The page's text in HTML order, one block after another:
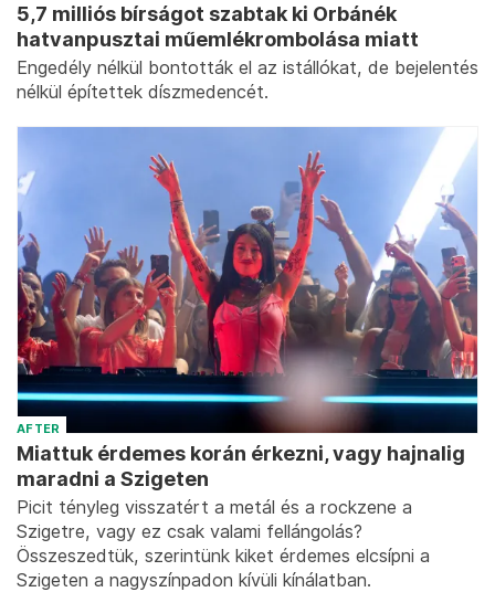
5,7 milliós bírságot szabtak ki Orbánék
hatvanpusztai műemlékrombolása miatt
Engedély nélkül bontották el az istállókat, de bejelentés
nélkül építettek díszmedencét.
AFTER
Miattuk érdemes korán érkezni, vagy hajnalig
maradni a Szigeten
Picit tényleg visszatért a metál és a rockzene a
Szigetre, vagy ez csak valami fellángolás?
Összeszedtük, szerintünk kiket érdemes elcsípni a
Szigeten a nagyszínpadon kívüli kínálatban.